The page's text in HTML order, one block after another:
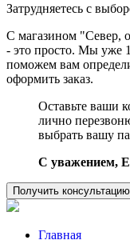
Затрудняетесь с
С магазином "Север,
- это просто. Мы уже
поможем вам
оформить заказ.
Оставьте ваши
лично
выбрать вашу
C уважением,
Получить консультацию
Главная